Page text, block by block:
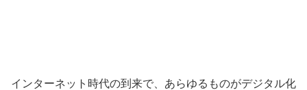
インターネット時代の到来で、あらゆるものがデジタル化